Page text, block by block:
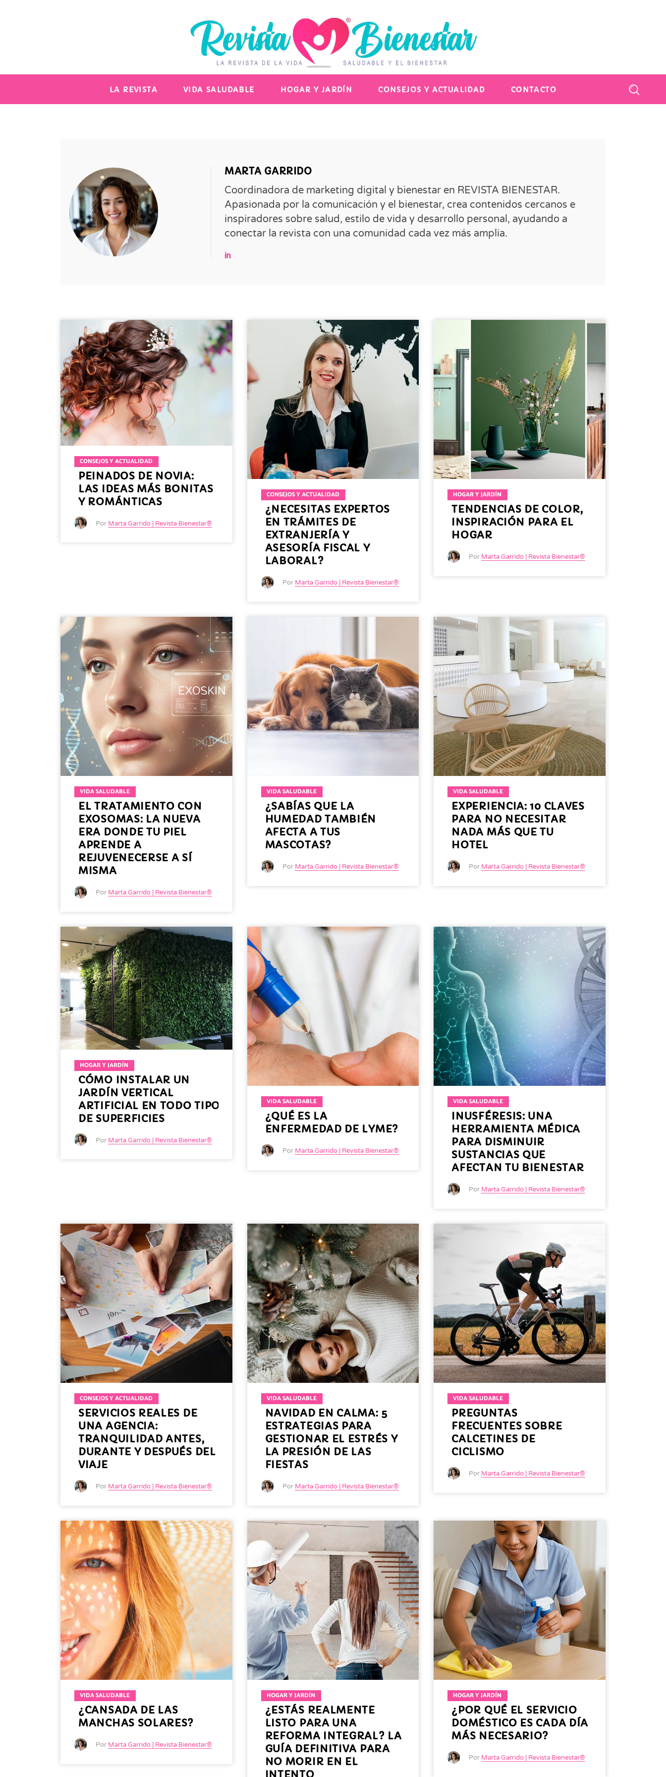
LA REVISTA VIDA SALUDABLE HOGAR Y JARDÍN CONSEJOS Y ACTUALIDAD CONTACTO
MARTA GARRIDO
Coordinadora de marketing digital y bienestar en REVISTA BIENESTAR.
Apasionada por la comunicación y el bienestar, crea contenidos cercanos e
inspiradores sobre salud, estilo de vida y desarrollo personal, ayudando a
conectar la revista con una comunidad cada vez más amplia.
CONSEJOS Y ACTUALIDAD
PEINADOS DE NOVIA:
LAS IDEAS MÁS BONITAS
Y ROMÁNTICAS
Por Marta Garrido | Revista Bienestar®
CONSEJOS Y ACTUALIDAD
¿NECESITAS EXPERTOS
EN TRÁMITES DE
EXTRANJERÍA Y
ASESORÍA FISCAL Y
LABORAL?
Por Marta Garrido | Revista Bienestar®
HOGAR Y JARDÍN
TENDENCIAS DE COLOR,
INSPIRACIÓN PARA EL
HOGAR
Por Marta Garrido | Revista Bienestar®
VIDA SALUDABLE
EL TRATAMIENTO CON
EXOSOMAS: LA NUEVA
ERA DONDE TU PIEL
APRENDE A
REJUVENECERSE A SÍ
MISMA
Por Marta Garrido | Revista Bienestar®
VIDA SALUDABLE
¿SABÍAS QUE LA
HUMEDAD TAMBIÉN
AFECTA A TUS
MASCOTAS?
Por Marta Garrido | Revista Bienestar®
VIDA SALUDABLE
EXPERIENCIA: 10 CLAVES
PARA NO NECESITAR
NADA MÁS QUE TU
HOTEL
Por Marta Garrido | Revista Bienestar®
HOGAR Y JARDÍN
CÓMO INSTALAR UN
JARDÍN VERTICAL
ARTIFICIAL EN TODO TIPO
DE SUPERFICIES
Por Marta Garrido | Revista Bienestar®
VIDA SALUDABLE
¿QUÉ ES LA
ENFERMEDAD DE LYME?
Por Marta Garrido | Revista Bienestar®
VIDA SALUDABLE
INUSFÉRESIS: UNA
HERRAMIENTA MÉDICA
PARA DISMINUIR
SUSTANCIAS QUE
AFECTAN TU BIENESTAR
Por Marta Garrido | Revista Bienestar®
CONSEJOS Y ACTUALIDAD
SERVICIOS REALES DE
UNA AGENCIA:
TRANQUILIDAD ANTES,
DURANTE Y DESPUÉS DEL
VIAJE
Por Marta Garrido | Revista Bienestar®
VIDA SALUDABLE
NAVIDAD EN CALMA: 5
ESTRATEGIAS PARA
GESTIONAR EL ESTRÉS Y
LA PRESIÓN DE LAS
FIESTAS
Por Marta Garrido | Revista Bienestar®
VIDA SALUDABLE
PREGUNTAS
FRECUENTES SOBRE
CALCETINES DE
CICLISMO
Por Marta Garrido | Revista Bienestar®
VIDA SALUDABLE
¿CANSADA DE LAS
MANCHAS SOLARES?
Por Marta Garrido | Revista Bienestar®
HOGAR Y JARDÍN
¿ESTÁS REALMENTE
LISTO PARA UNA
REFORMA INTEGRAL? LA
GUÍA DEFINITIVA PARA
NO MORIR EN EL
HOGAR Y JARDÍN
¿POR QUÉ EL SERVICIO
DOMÉSTICO ES CADA DÍA
MÁS NECESARIO?
Por Marta Garrido | Revista Bienestar®